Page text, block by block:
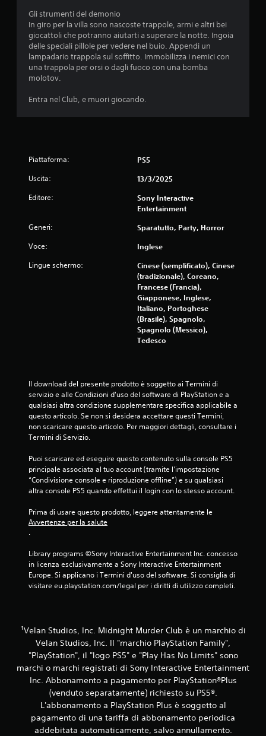
0
4
5
i
o
n
Gli strumenti del demonio
In giro per la villa sono nascoste trappole, armi e altri bei
giocattoli che potranno aiutarti a superare la notte. Ingoia
delle speciali pillole per vedere nel buio. Appendi un
lampadario trappola sul soffitto. Immobilizza i nemici con
una trappola per orsi o dagli fuoco con una bomba
molotov.
Entra nel Club, e muori giocando.‎
Piattaforma: PS5
Uscita: 13/3/2025
Editore:
Sony Interactive
Entertainment
Generi: Sparatutto, Party, Horror
Voce: Inglese
Lingue schermo:
Cinese (semplificato), Cinese
(tradizionale), Coreano,
Francese (Francia),
Giapponese, Inglese,
Italiano, Portoghese
(Brasile), Spagnolo,
Spagnolo (Messico),
Tedesco
Il download del presente prodotto è soggetto ai Termini di
servizio e alle Condizioni d'uso del software di PlayStation e a
qualsiasi altra condizione supplementare specifica applicabile a
questo articolo. Se non si desidera accettare questi Termini,
non scaricare questo articolo. Per maggiori dettagli, consultare i
Termini di Servizio.
Puoi scaricare ed eseguire questo contenuto sulla console PS5
principale associata al tuo account (tramite l'impostazione
“Condivisione console e riproduzione offline”) e su qualsiasi
altra console PS5 quando effettui il login con lo stesso account.
Prima di usare questo prodotto, leggere attentamente le
Avvertenze per la salute
.
Library programs ©Sony Interactive Entertainment Inc. concesso
in licenza esclusivamente a Sony Interactive Entertainment
Europe. Si applicano i Termini d'uso del software. Si consiglia di
visitare eu.playstation.com/legal per i diritti di utilizzo completi.
‎¹Velan Studios, Inc. Midnight Murder Club è un marchio di
Velan Studios, Inc. Il "marchio PlayStation Family",
"PlayStation", il "logo PS5" e "Play Has No Limits" sono
marchi o marchi registrati di Sony Interactive Entertainment
Inc. Abbonamento a pagamento per PlayStation®Plus
(venduto separatamente) richiesto su PS5®.
L'abbonamento a PlayStation Plus è soggetto al
pagamento di una tariffa di abbonamento periodica
addebitata automaticamente, salvo annullamento.